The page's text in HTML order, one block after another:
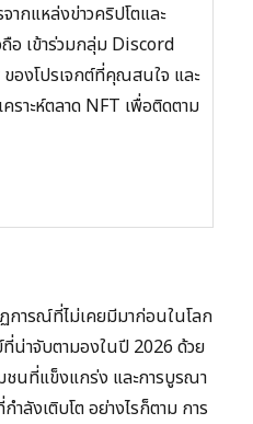
ากแหล่งข่าวคริปโตและ
อ เข้าร่วมกลุ่ม Discord
องโปรเจกต์ที่คุณสนใจ และ
ราะห์ตลาด NFT เพื่อติดตาม
การณ์ที่ไม่เคยมีมาก่อนในโลก
น่าจับตามองในปี 2026 ด้วย
ชนที่แข็งแกร่ง และการบูรณา
ลังเติบโต อย่างไรก็ตาม การ